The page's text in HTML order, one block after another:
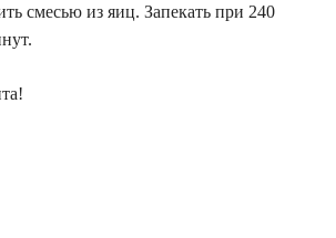
смесью из яиц. Запекать при 240